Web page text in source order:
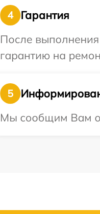
4
Гарантия
После
гарантию на
5
Мы сообщим Вам о